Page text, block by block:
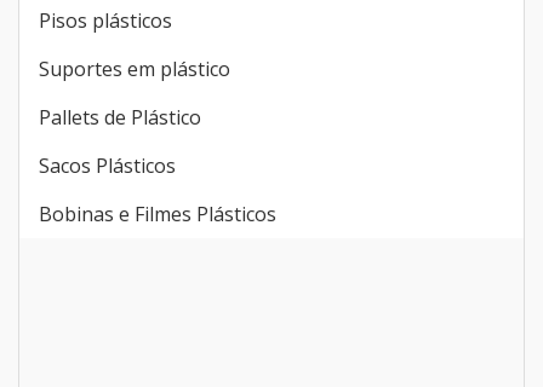
Pisos plásticos
Suportes em plástico
Pallets de Plástico
Sacos Plásticos
Bobinas e Filmes Plásticos